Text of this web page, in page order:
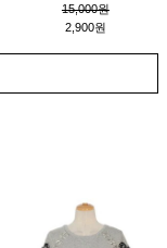
15,000원
2,900원